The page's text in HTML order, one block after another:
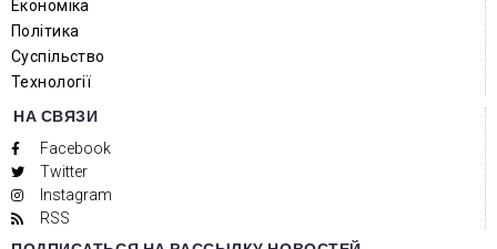
Економіка
Політика
Суспільство
Технології
НА СВЯЗИ
Facebook
Twitter
Instagram
RSS